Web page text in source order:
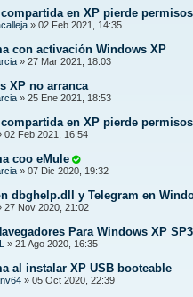
compartida en XP pierde permisos
» 02 Feb 2021, 14:35
con activación Windows XP
» 27 Mar 2021, 18:03
XP no arranca
» 25 Ene 2021, 18:53
compartida en XP pierde permisos
02 Feb 2021, 16:54
coo eMule
» 07 Dic 2020, 19:32
dbghelp.dll y Telegram en
27 Nov 2020, 21:02
Para Windows XP
» 21 Ago 2020, 16:35
al instalar XP USB booteable
» 05 Oct 2020, 22:39